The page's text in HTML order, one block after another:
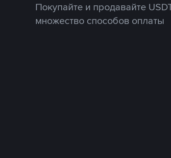
Покупайте и продавайте
множество способов оплаты